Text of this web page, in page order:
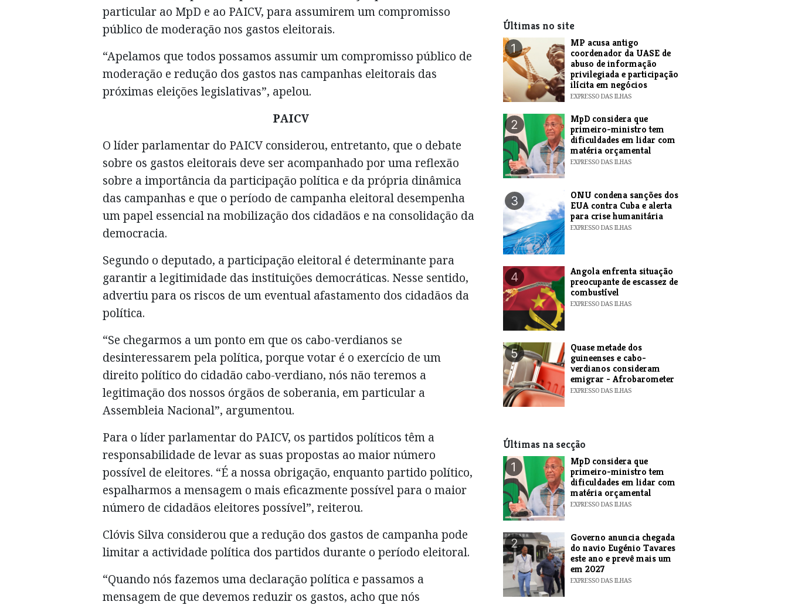
particular ao MpD e ao PAICV, para assumirem um compromisso
público de moderação nos gastos eleitorais.
“Apelamos que todos possamos assumir um compromisso público de
moderação e redução dos gastos nas campanhas eleitorais das
próximas eleições legislativas”, apelou.
PAICV
O líder parlamentar do PAICV considerou, entretanto, que o debate
sobre os gastos eleitorais deve ser acompanhado por uma reflexão
sobre a importância da participação política e da própria dinâmica
das campanhas e que o período de campanha eleitoral desempenha
um papel essencial na mobilização dos cidadãos e na consolidação da
democracia.
Segundo o deputado, a participação eleitoral é determinante para
garantir a legitimidade das instituições democráticas. Nesse sentido,
advertiu para os riscos de um eventual afastamento dos cidadãos da
política.
“Se chegarmos a um ponto em que os cabo-verdianos se
desinteressarem pela política, porque votar é o exercício de um
direito político do cidadão cabo-verdiano, nós não teremos a
legitimação dos nossos órgãos de soberania, em particular a
Assembleia Nacional”, argumentou.
Para o líder parlamentar do PAICV, os partidos políticos têm a
responsabilidade de levar as suas propostas ao maior número
possível de eleitores. “É a nossa obrigação, enquanto partido político,
espalharmos a mensagem o mais eficazmente possível para o maior
número de cidadãos eleitores possível”, reiterou.
Clóvis Silva considerou que a redução dos gastos de campanha pode
limitar a actividade política dos partidos durante o período eleitoral.
“Quando nós fazemos uma declaração política e passamos a
mensagem de que devemos reduzir os gastos, acho que nós
Últimas no site
1
MP acusa antigo
coordenador da UASE de
abuso de informação
privilegiada e participação
ilícita em negócios
EXPRESSO DAS ILHAS
2
MpD considera que
primeiro-ministro tem
dificuldades em lidar com
matéria orçamental
EXPRESSO DAS ILHAS
3
ONU condena sanções dos
EUA contra Cuba e alerta
para crise humanitária
EXPRESSO DAS ILHAS
4
Angola enfrenta situação
preocupante de escassez de
combustível
EXPRESSO DAS ILHAS
5
Quase metade dos
guineenses e cabo-
verdianos consideram
emigrar - Afrobarometer
EXPRESSO DAS ILHAS
Últimas na secção
1
MpD considera que
primeiro-ministro tem
dificuldades em lidar com
matéria orçamental
EXPRESSO DAS ILHAS
2
Governo anuncia chegada
do navio Eugénio Tavares
este ano e prevê mais um
em 2027
EXPRESSO DAS ILHAS